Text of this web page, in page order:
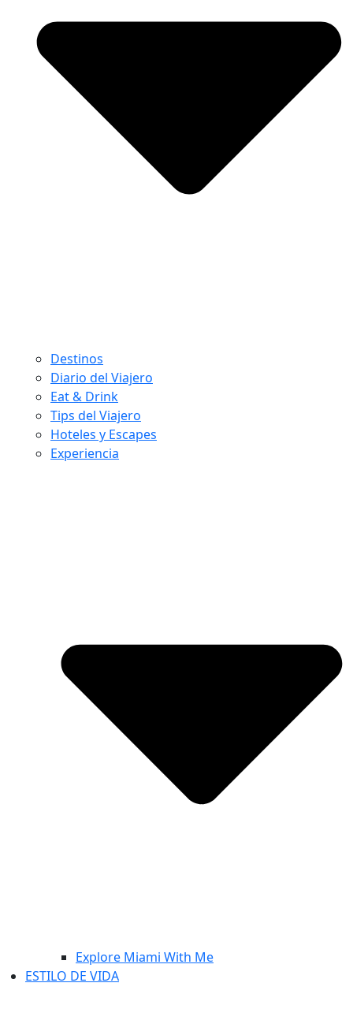
Destinos
Diario del Viajero
Eat & Drink
Tips del Viajero
Hoteles y Escapes
Experiencia
Explore Miami With Me
ESTILO DE VIDA